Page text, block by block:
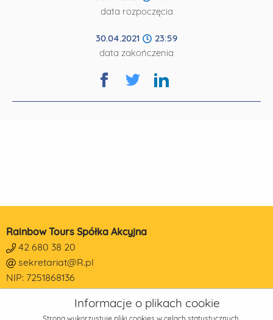
data rozpoczęcia
30.04.2021
23:59
data zakończenia
Rainbow Tours Spółka Akcyjna
42 680 38 20
sekretariat@R.pl
NIP: 7251868136
REGON: 473190014
KRS: 0000178650Informacje o plikach cookie